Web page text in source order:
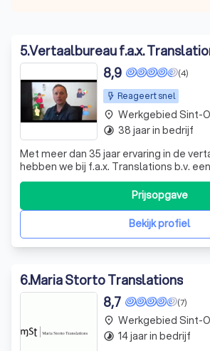
5.Vertaalbureau f.a.x.
Reageert snel
(4)
8,9
Met meer dan 35 jaar ervaring in de
hebben we bij f.a.x. Translations b.v.
klanten mogen helpen. Onze passie is
boodschap over te brengen in elke taal
Of je nu een enkel woord of een groot
verschillende talen wilt vertale
Bekijk profiel
Prijsopgave
place Werkgebied Sint-
timelapse 38 jaar in bedrijf
6.Maria Storto Translations
(7)
8,7
place Werkgebied Sint-
timelapse 14 jaar in bedrijf